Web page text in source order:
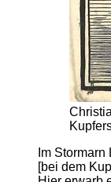
Im
[bei dem